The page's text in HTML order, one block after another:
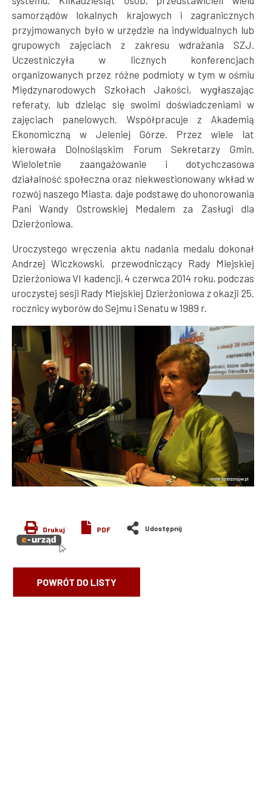
samorządów lokalnych krajowych i zagranicznych
przyjmowanych było w urzędzie na indywidualnych lub
grupowych zajęciach z zakresu wdrażania SZJ.
Uczestniczyła w licznych konferencjach
organizowanych przez różne podmioty w tym w ośmiu
Międzynarodowych Szkołach Jakości, wygłaszając
referaty, lub dzieląc się swoimi doświadczeniami w
zajęciach panelowych. Współpracuje z Akademią
Ekonomiczną w Jeleniej Górze. Przez wiele lat
kierowała Dolnośląskim Forum Sekretarzy Gmin.
Wieloletnie zaangażowanie i dotychczasowa
działalność społeczna oraz niekwestionowany wkład w
rozwój naszego Miasta, daje podstawę do uhonorowania
Pani Wandy Ostrowskiej Medalem za Zasługi dla
Dzierżoniowa.
Uroczystego wręczenia aktu nadania medalu dokonał
Andrzej Wiczkowski, przewodniczący Rady Miejskiej
Dzierżoniowa VI kadencji, 4 czerwca 2014 roku, podczas
uroczystej sesji Rady Miejskiej Dzierżoniowa z okazji 25.
rocznicy wyborów do Sejmu i Senatu w 1989 r.
Drukuj PDF
POWRÓT DO LISTY